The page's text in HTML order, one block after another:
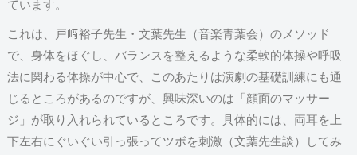
ています。
これは、戸﨑裕子先生・文葉先生（音楽青葉会）のメソッド
で、身体をほぐし、バランスを整えるような柔軟的体操や呼吸
法に関わる体操が中心で、このあたりは演劇の基礎訓練にも通
じるところがあるのですが、興味深いのは「顔面のマッサー
ジ」が取り入れられているところです。具体的には、両耳を上
下左右にぐいぐい引っ張ってツボを刺激（文葉先生談）してみ